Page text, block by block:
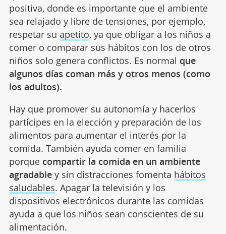
positiva, donde es importante que el ambiente
sea relajado y libre de tensiones, por ejemplo,
respetar su apetito, ya que obligar a los niños a
comer o comparar sus hábitos con los de otros
niños solo genera conflictos. Es normal que
algunos días coman más y otros menos (como
los adultos).
Hay que promover su autonomía y hacerlos
partícipes en la elección y preparación de los
alimentos para aumentar el interés por la
comida. También ayuda comer en familia
porque compartir la comida en un ambiente
agradabley sin distracciones fomenta hábitos
saludables. Apagar la televisión y los
dispositivos electrónicos durante las comidas
ayuda a que los niños sean conscientes de su
alimentación.